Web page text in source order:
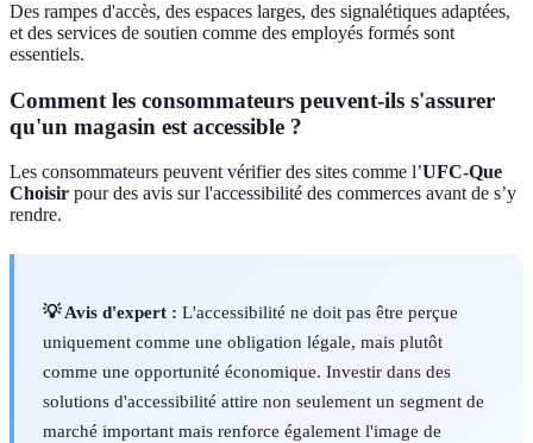
Des rampes d'accès, des espaces larges, des signalétiques adaptées,
et des services de soutien comme des employés formés sont
essentiels.
Comment les consommateurs peuvent-ils s'assurer
qu'un magasin est accessible ?
Les consommateurs peuvent vérifier des sites comme l’UFC-Que
Choisir pour des avis sur l'accessibilité des commerces avant de s’y
rendre.
💡 Avis d'expert : L'accessibilité ne doit pas être perçue
uniquement comme une obligation légale, mais plutôt
comme une opportunité économique. Investir dans des
solutions d'accessibilité attire non seulement un segment de
marché important mais renforce également l'image de